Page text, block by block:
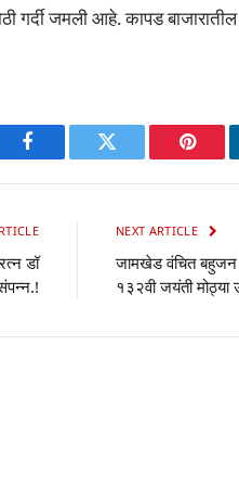
गर्दी जमली आहे. कापड बाजारातील
Facebook Twitter
डॉ
NEXT ARTICLE
जामखेड वंचित बहुजन
१३२वी जयंती मोठ्या